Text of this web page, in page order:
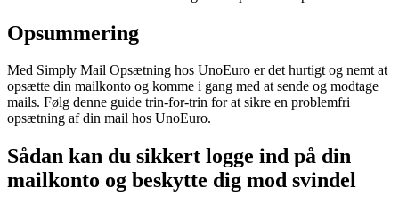
Opsummering
Med Simply Mail Opsætning hos UnoEuro er det hurtigt og nemt at
opsætte din mailkonto og komme i gang med at sende og modtage
mails. Følg denne guide trin-for-trin for at sikre en problemfri
opsætning af din mail hos UnoEuro.
Sådan kan du sikkert logge ind på din
mailkonto og beskytte dig mod svindel